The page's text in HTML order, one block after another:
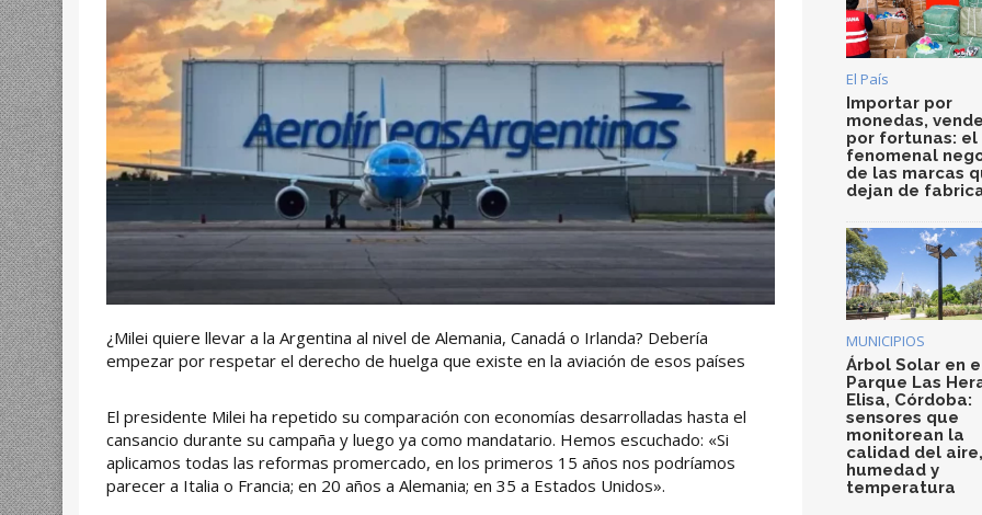
¿Milei quiere llevar a la Argentina al nivel de Alemania, Canadá o Irlanda? Debería
empezar por respetar el derecho de huelga que existe en la aviación de esos países
El presidente Milei ha repetido su comparación con economías desarrolladas hasta el
cansancio durante su campaña y luego ya como mandatario. Hemos escuchado: «Si
aplicamos todas las reformas promercado, en los primeros 15 años nos podríamos
parecer a Italia o Francia; en 20 años a Alemania; en 35 a Estados Unidos».
El País
Importar por
monedas,
por fortunas: el
fenomenal
de las marcas
dejan de
MUNICIPIOS
Árbol Solar en
Parque Las
Elisa, Córdoba:
sensores que
monitorean la
calidad del aire,
humedad y
temperatura